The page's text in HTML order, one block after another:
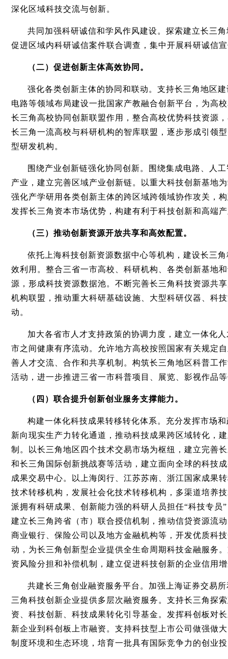
深化区域科技交流与创新。
共同加强科研诚信和学风作风建设。探索建立长三
促进区域内科研诚信案件联合调查，集中开展科研诚信
（二）促进创新主体高效协同。
强化各类创新主体的协同和联动。支持长三角地区
电路等领域布局建设一批国家产教融合创新平台，为高
长三角高校协同创新联盟作用，整合高校优势科技资源
长三角一流高校与科研机构的智库联盟，逐步形成引领
型研发机构。
围绕产业创新链强化协同创新。围绕集成电路、人
产业，建立完善区域产业创新链。以重大科技创新基地
强化产学研用各类创新主体的跨区域跨领域协作攻关，
发挥长三角资本市场优势，构建有利于科技创新和高端
（三）推动创新资源开放共享和高效配置。
依托上海科技创新资源数据中心等机构，建设长三
效利用。整合三省一市高校、科研机构、各类创新基地
源，形成科技资源数据池。不断完善长三角科技资源共
机构联盟，推动重大科研基础设施、大型科研仪器、科
动。
加大各省市人才支持政策的协调力度，建立一体化
市之间健康有序流动。允许地方高校按照国家有关规定
善人才交流、合作和共享机制。构筑长三角地区科普工
活动，进一步推进三省一市科普项目、展览、影视作品
（四）联合提升创新创业服务支撑能力。
构建一体化科技成果转移转化体系。充分发挥市场
新向现实生产力转化通道，推动科技成果跨区域转化，
制。以长三角地区四个技术交易市场为枢纽，建立完善
和长三角国际创新挑战赛等活动，建立面向全球的科技
成果交易中心。以上海闵行、江苏苏南、浙江国家成果
技术转移机构，发展社会化技术转移机构，多渠道培养
派拥有科研成果、创新能力强的科研人员担任“科技专
建立长三角跨省（市）联合授信机制，推动信贷资源流
商业银行、保险公司以及地方金融机构等，开发优质科
动，为长三角创新型企业提供全生命周期科技金融服务
资风险分担和补偿机制，建立促进科技创新的企业信用
共建长三角创业融资服务平台。加强上海证券交易
三角科技创新企业提供多层次融资服务。支持长三角探
资、科技创新、科技成果转化引导基金。发挥科创板对
新企业到科创板上市融资。支持科技型上市公司做强做
制度环境和生态环境，培育一批具有国际竞争力的创业